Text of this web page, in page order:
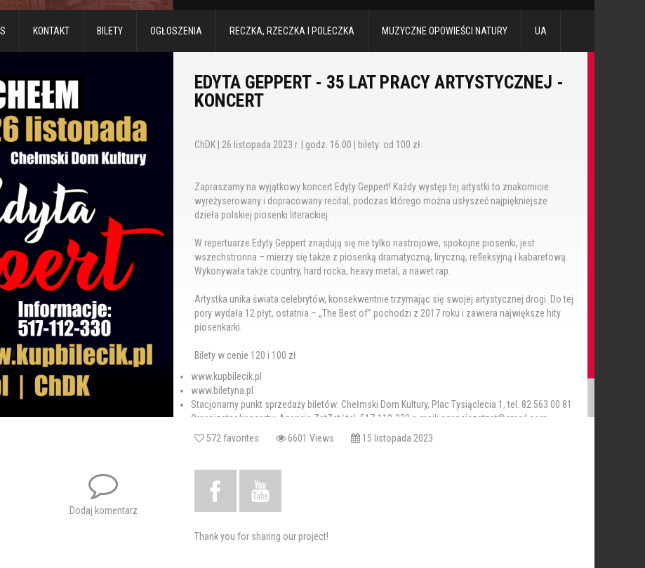
KONTAKT BILETY OGŁOSZENIA RECZKA, RZECZKA I POLECZKA MUZYCZNE OPOWIEŚCI NATURY UA
EDYTA GEPPERT - 35 LAT PRACY ARTYSTYCZNEJ -
KONCERT
ChDK | 26 listopada 2023 r. | godz. 16.00 | bilety: od 100 zł.
Zapraszamy na wyjątkowy koncert Edyty Geppert! Każdy występ tej artystki to znakomicie
wyreżyserowany i dopracowany recital, podczas którego można usłyszeć najpiękniejsze
dzieła polskiej piosenki literackiej.
W repertuarze Edyty Geppert znajdują się nie tylko nastrojowe, spokojne piosenki, jest
wszechstronna – mierzy się także z piosenką dramatyczną, liryczną, refleksyjną i kabaretową.
Wykonywała także country, hard rocka, heavy metal, a nawet rap.
Artystka unika świata celebrytów, konsekwentnie trzymając się swojej artystycznej drogi. Do tej
pory wydała 12 płyt, ostatnia – „The Best of” pochodzi z 2017 roku i zawiera największe hity
piosenkarki.
Bilety w cenie 120 i 100 zł
www.kupbilecik.pl
www.biletyna.pl
Stacjonarny punkt sprzedaży biletów: Chełmski Dom Kultury, Plac Tysiąclecia 1, tel. 82 563 00 81
Organizator koncertu: Agencja ZetZet/ tel. 517-112-330 e-mail: agencjazetzet@gmail.com
Dodaj komentarz
572 favorites 6601 Views 15 listopada 2023
Thank you for sharing our project!